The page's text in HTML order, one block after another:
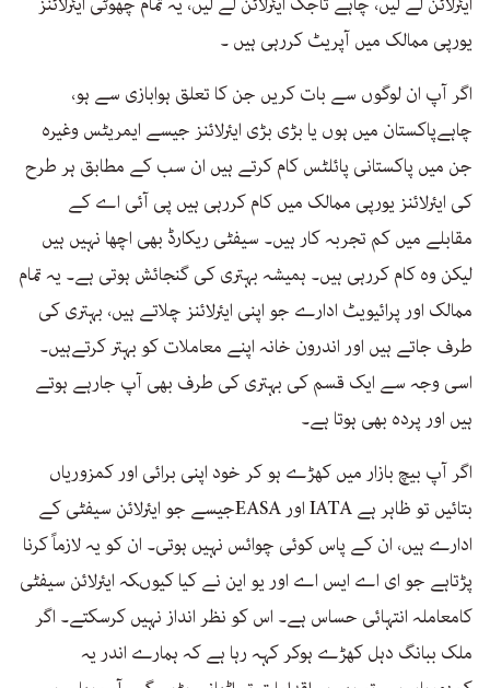
یورپی ممالک میں آپریٹ کررہی ہیں ۔
اگر آپ ان لوگوں سے بات کریں جن کا تعلق ہوابازی سے ہو،
چاہےپاکستان میں ہوں یا بڑی بڑی ایئرلائنز جیسے ایمریٹس وغیرہ
جن میں پاکستانی پائلٹس کام کرتے ہیں ان سب کے مطابق ہر طرح
کی ایئرلائنز یورپی ممالک میں کام کررہی ہیں پی آئی اے کے
مقابلے میں کم تجربہ کار ہیں۔ سیفٹی ریکارڈ بھی اچھا نہیں ہیں
لیکن وہ کام کررہی ہیں۔ ہمیشہ بہتری کی گنجائش ہوتی ہے۔ یہ تمام
ممالک اور پرائیویٹ ادارے جو اپنی ایئرلائنز چلاتے ہیں، بہتری کی
طرف جاتے ہیں اور اندرون خانہ اپنے معاملات کو بہتر کرتےہیں۔
اسی وجہ سے ایک قسم کی بہتری کی طرف بھی آپ جارہے ہوتے
ہیں اور پردہ بھی ہوتا ہے۔
اگر آپ بیچ بازار میں کھڑے ہو کر خود اپنی برائی اور کمزوریاں
بتائیں تو ظاہر ہے IATA اور EASAجیسے جو ایئرلائن سیفٹی کے
ادارے ہیں، ان کے پاس کوئی چوائس نہیں ہوتی۔ ان کو یہ لازماً کرنا
پڑتاہے جو ای اے ایس اے اور یو این نے کیا کیوںکہ ایئرلائن سیفٹی
کامعاملہ انتہائی حساس ہے۔ اس کو نظر انداز نہیں کرسکتے۔ اگر
ملک ببانگ دہل کھڑے ہوکر کہہ رہا ہے کہ ہمارے اندر یہ